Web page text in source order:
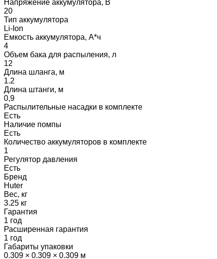
Напряжение аккумулятора, В
20
Тип аккумулятора
Li-Ion
Емкость аккумулятора, А*ч
4
Объем бака для распыления, л
12
Длина шланга, м
1.2
Длина штанги, м
0,9
Распылительные насадки в комплекте
Есть
Наличие помпы
Есть
Количество аккумуляторов в комплекте
1
Регулятор давления
Есть
Бренд
Huter
Вес, кг
3.25 кг
Гарантия
1 год
Расширенная гарантия
1 год
Габариты упаковки
0.309 × 0.309 × 0.309 м